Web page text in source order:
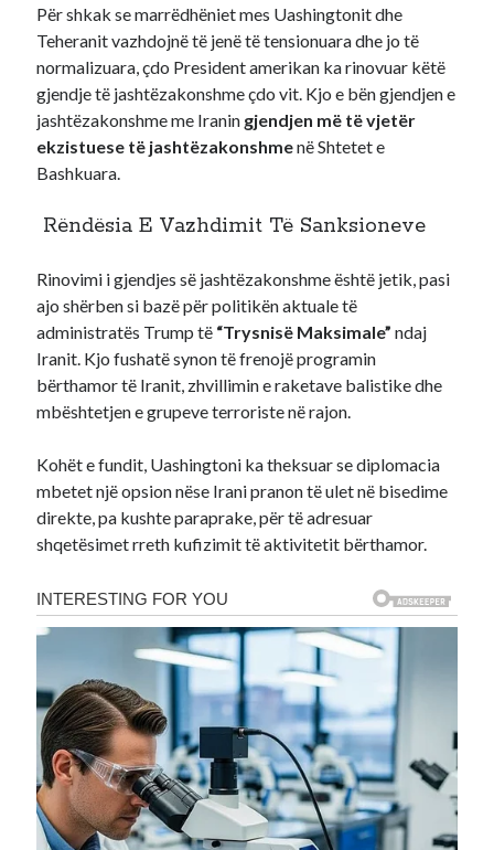
Për shkak se marrëdhëniet mes Uashingtonit dhe
Teheranit vazhdojnë të jenë të tensionuara dhe jo të
normalizuara, çdo President amerikan ka rinovuar këtë
gjendje të jashtëzakonshme çdo vit. Kjo e bën gjendjen e
jashtëzakonshme me Iranin gjendjen më të vjetër
ekzistuese të jashtëzakonshmenë Shtetet e
Bashkuara.
Rëndësia E Vazhdimit Të Sanksioneve
Rinovimi i gjendjes së jashtëzakonshme është jetik, pasi
ajo shërben si bazë për politikën aktuale të
administratës Trump të “Trysnisë Maksimale” ndaj
Iranit. Kjo fushatë synon të frenojë programin
bërthamor të Iranit, zhvillimin e raketave balistike dhe
mbështetjen e grupeve terroriste në rajon.
Kohët e fundit, Uashingtoni ka theksuar se diplomacia
mbetet një opsion nëse Irani pranon të ulet në bisedime
direkte, pa kushte paraprake, për të adresuar
shqetësimet rreth kufizimit të aktivitetit bërthamor.